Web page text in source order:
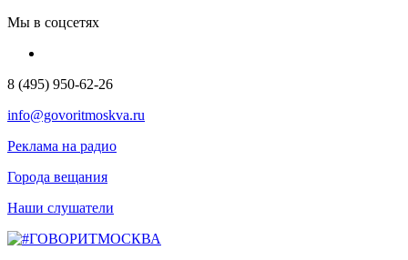
Мы в соцсетях
8 (495) 950-62-26
info@govoritmoskva.ru
Реклама на радио
Города вещания
Наши слушатели